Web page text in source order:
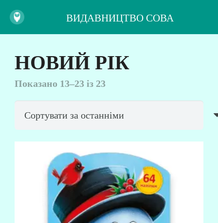
ВИДАВНИЦТВО СОВА
НОВИЙ РІК
Показано 13–23 із 23Сортовано
останнім